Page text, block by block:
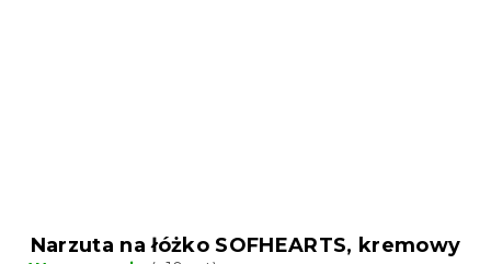
Narzuta na łóżko SOFHEARTS, kremowy